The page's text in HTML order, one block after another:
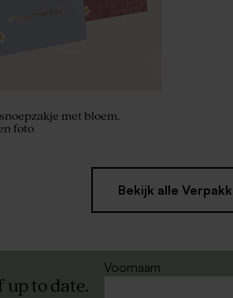
met bloem,
foto
Bekijk alle
up to date.
Voornaam